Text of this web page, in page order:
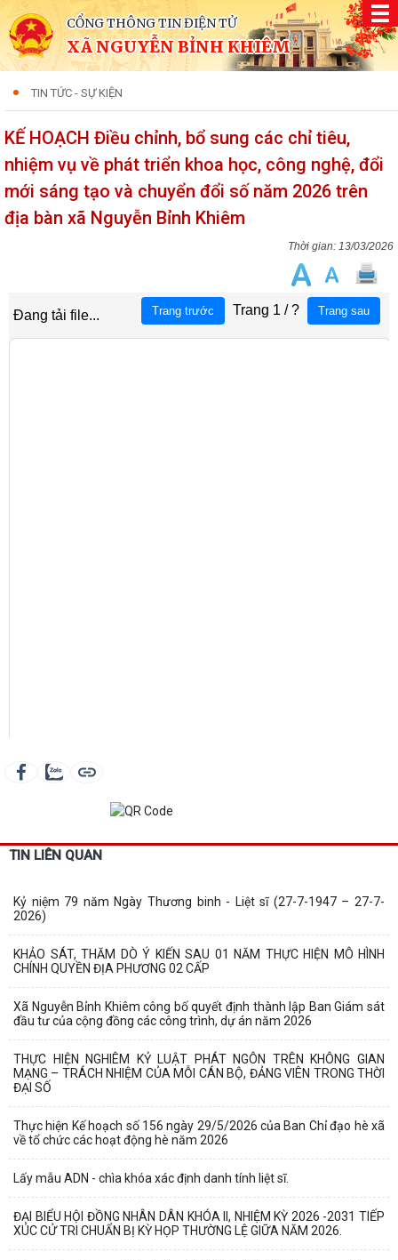
CỔNG THÔNG TIN ĐIỆN TỬ
XÃ NGUYỄN BỈNH KHIÊM
TIN TỨC - SỰ KIỆN
KẾ HOẠCH Điều chỉnh, bổ sung các chỉ tiêu,
nhiệm vụ về phát triển khoa học, công nghệ, đổi
mới sáng tạo và chuyển đổi số năm 2026 trên
địa bàn xã Nguyễn Bỉnh Khiêm
13/03/2026
TIN LIÊN QUAN
Kỷ niệm 79 năm Ngày Thương binh - Liệt sĩ (27-7-1947 – 27-7-
2026)
KHẢO SÁT, THĂM DÒ Ý KIẾN SAU 01 NĂM THỰC HIỆN MÔ HÌNH
CHÍNH QUYỀN ĐỊA PHƯƠNG 02 CẤP
Xã Nguyễn Bỉnh Khiêm công bố quyết định thành lập Ban Giám sát
đầu tư của cộng đồng các công trình, dự án năm 2026
THỰC HIỆN NGHIÊM KỶ LUẬT PHÁT NGÔN TRÊN KHÔNG GIAN
MẠNG – TRÁCH NHIỆM CỦA MỖI CÁN BỘ, ĐẢNG VIÊN TRONG THỜI
ĐẠI SỐ
Thực hiện Kế hoạch số 156 ngày 29/5/2026 của Ban Chỉ đạo hè xã
về tổ chức các hoạt động hè năm 2026
Lấy mẫu ADN - chìa khóa xác định danh tính liệt sĩ.
ĐẠI BIỂU HỘI ĐỒNG NHÂN DÂN KHÓA II, NHIỆM KỲ 2026 -2031 TIẾP
XÚC CỬ TRI CHUẨN BỊ KỲ HỌP THƯỜNG LỆ GIỮA NĂM 2026.